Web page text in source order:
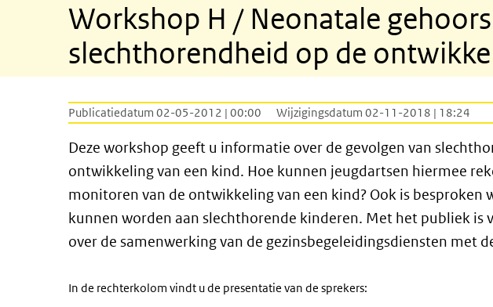
Workshop H / Neonatale
slechthorendheid op de
Publicatiedatum 02-05-2012 | 00:00 Wijzigingsdatum 02-11-2018 | 18:24
Deze workshop geeft u informatie over de gevolgen van
ontwikkeling van een kind. Hoe kunnen jeugdartsen hiermee
monitoren van de ontwikkeling van een kind? Ook is besproken
kunnen worden aan slechthorende kinderen. Met het publiek is
over de samenwerking van de gezinsbegeleidingsdiensten met
In de rechterkolom vindt u de presentatie van de sprekers: